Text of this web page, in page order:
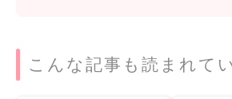
こんな記事も読まれて